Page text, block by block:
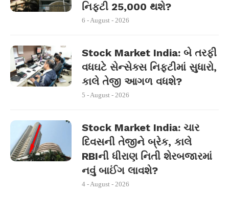
નિફ્ટી 25,000 થશે?
6 - August - 2026
Stock Market India: બે તરફી
વધઘટે સેન્સેક્સ નિફ્ટીમાં સુધારો,
કાલે તેજી આગળ વધશે?
5 - August - 2026
Stock Market India: ચાર
દિવસની તેજીને બ્રેક, કાલે
RBIની ધીરાણ નિતી શેરબજારમાં
નવું બાઈંગ લાવશે?
4 - August - 2026